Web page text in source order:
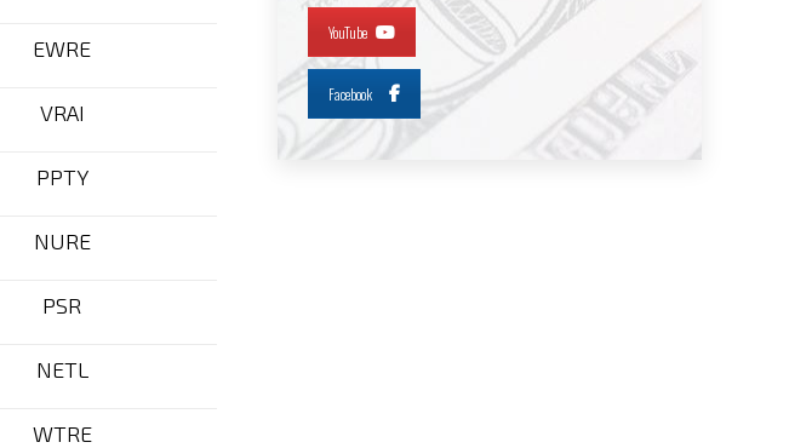
EWRE
VRAI
PPTY
NURE
PSR
NETL
WTRE
YouTube
Facebook